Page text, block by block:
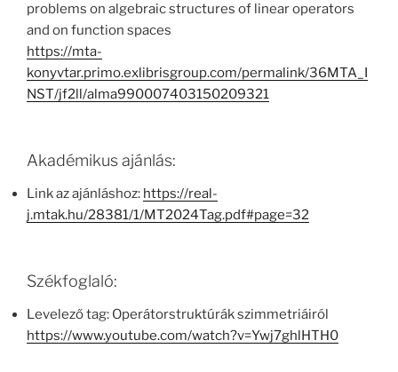
problems on algebraic structures of linear operators
and on function spaces
https://mta-
konyvtar.primo.exlibrisgroup.com/permalink/36MTA_I
NST/jf2ll/alma990007403150209321
Akadémikus ajánlás:
Link az ajánláshoz: https://real-
j.mtak.hu/28381/1/MT2024Tag.pdf#page=32
Székfoglaló:
Levelező tag: Operátorstruktúrák szimmetriáiról
https://www.youtube.com/watch?v=Ywj7ghlHTH0